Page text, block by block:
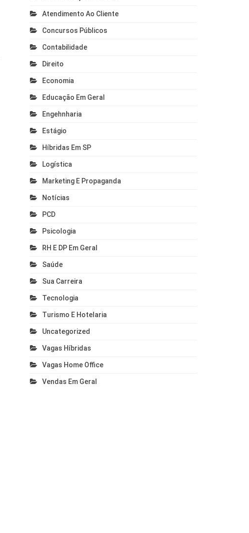
Atendimento Ao Cliente
Concursos Públicos
Contabilidade
Direito
Economia
Educação Em Geral
Engehnharia
Estágio
Híbridas Em SP
Logística
Marketing E Propaganda
Notícias
PCD
Psicologia
RH E DP Em Geral
Saúde
Sua Carreira
Tecnologia
Turismo E Hotelaria
Uncategorized
Vagas Híbridas
Vagas Home Office
Vendas Em Geral